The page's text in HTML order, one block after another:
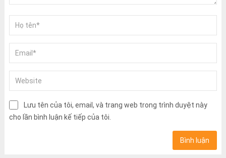
Lưu tên của tôi, email, và trang web trong trình duyệt này
cho lần bình luận kế tiếp của tôi.